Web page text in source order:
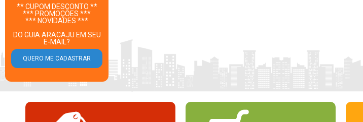
** CUPOM DESCONTO **
*** PROMOÇÕES ***
*** NOVIDADES ***
DO GUIA ARACAJU EM SEU
E-MAIL?